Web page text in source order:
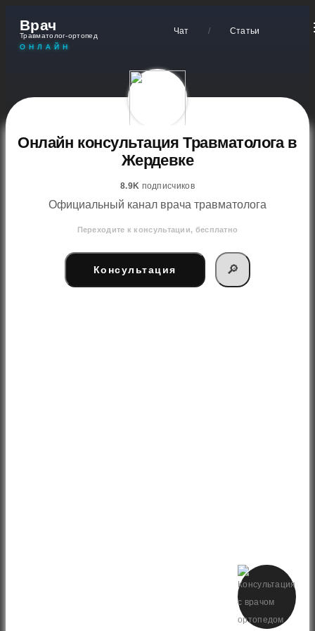
Врач
Травматолог-ортопед
ОНЛАЙН
Чат / Статьи
Онлайн консультация Травматолога в
Жердевке
8.9K подписчиков
Официальный канал врача травматолога
Переходите к консультации, бесплатно
Консультация 🔎